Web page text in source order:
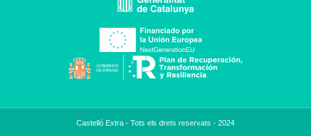
Castelló Extra - Tots els drets reservats - 2024